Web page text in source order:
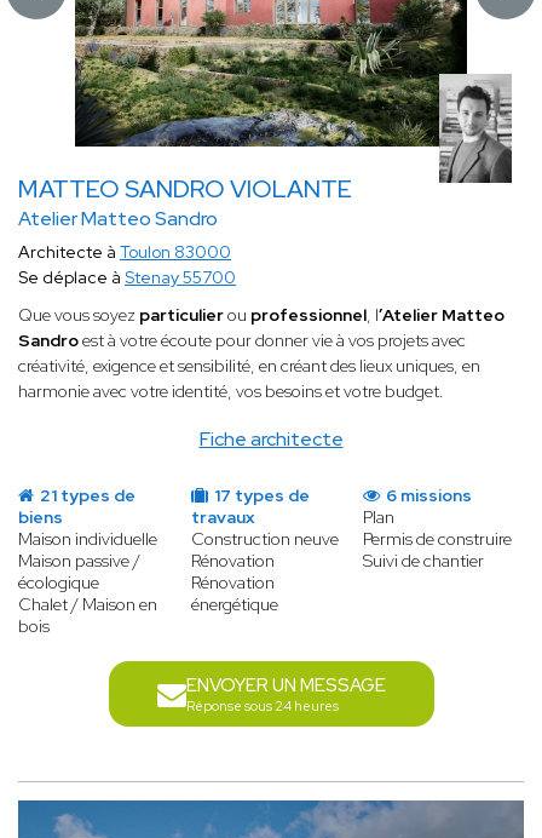
MATTEO SANDRO VIOLANTE
Atelier Matteo Sandro
Fiche architecte
Architecte à Toulon 83000
Se déplace à Stenay 55700
Que vous soyez particulierou professionnel, l’Atelier Matteo
Sandroest à votre écoute pour donner vie à vos projets avec
créativité, exigence et sensibilité, en créant des lieux uniques, en
harmonie avec votre identité, vos besoins et votre budget.
21 types de
biens
Maison individuelle
Maison passive /
écologique
Chalet / Maison en
bois
17 types de
travaux
Construction neuve
Rénovation
Rénovation
énergétique
6 missions
Plan
Permis de construire
Suivi de chantier
ENVOYER UN MESSAGE
Réponse sous 24 heures